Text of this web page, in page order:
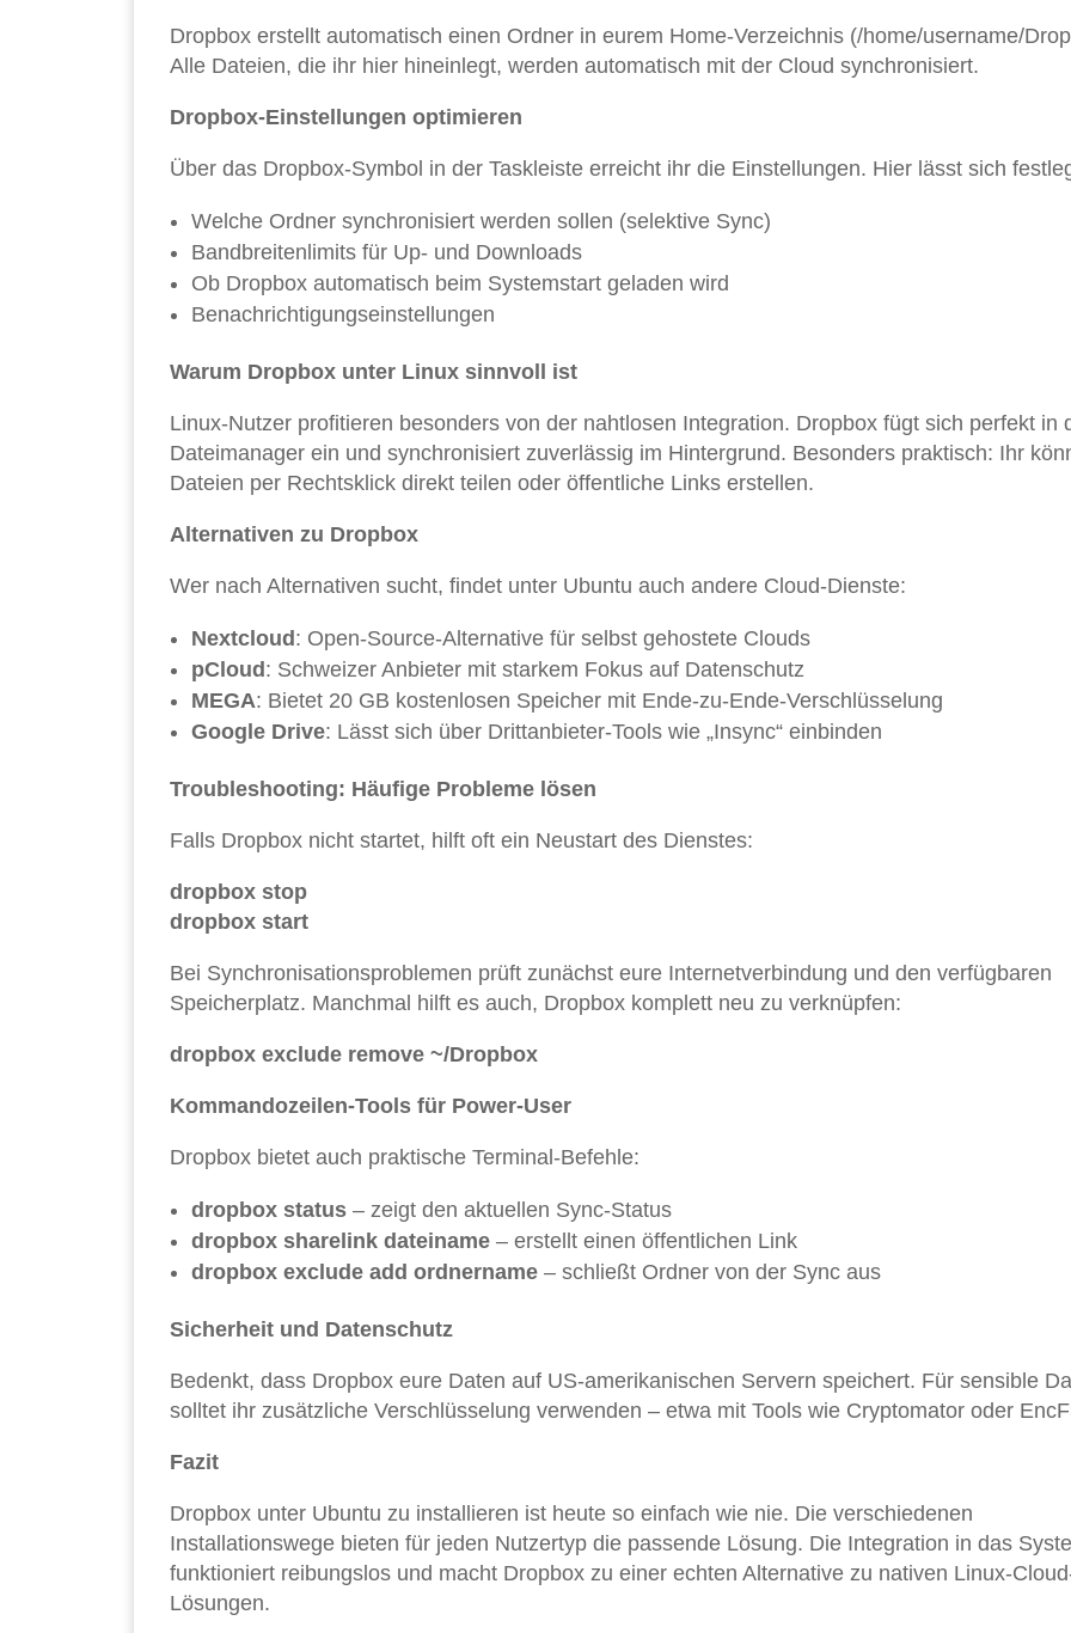
Dropbox erstellt automatisch einen Ordner in eurem Home-Verzeichnis (/home/username/
Alle Dateien, die ihr hier hineinlegt, werden automatisch mit der Cloud synchronisiert.
Dropbox-Einstellungen optimieren
Über das Dropbox-Symbol in der Taskleiste erreicht ihr die Einstellungen. Hier lässt sich
Welche Ordner synchronisiert werden sollen (selektive Sync)
Bandbreitenlimits für Up- und Downloads
Ob Dropbox automatisch beim Systemstart geladen wird
Benachrichtigungseinstellungen
Warum Dropbox unter Linux sinnvoll ist
Linux-Nutzer profitieren besonders von der nahtlosen Integration. Dropbox fügt sich perfekt in
Dateimanager ein und synchronisiert zuverlässig im Hintergrund. Besonders praktisch: Ihr
Dateien per Rechtsklick direkt teilen oder öffentliche Links erstellen.
Alternativen zu Dropbox
Wer nach Alternativen sucht, findet unter Ubuntu auch andere Cloud-Dienste:
Nextcloud : Open-Source-Alternative für selbst gehostete Clouds
pCloud : Schweizer Anbieter mit starkem Fokus auf Datenschutz
MEGA: Bietet 20 GB kostenlosen Speicher mit Ende-zu-Ende-Verschlüsselung
Google Drive: Lässt sich über Drittanbieter-Tools wie „Insync“ einbinden
Troubleshooting: Häufige Probleme lösen
Falls Dropbox nicht startet, hilft oft ein Neustart des Dienstes:
dropbox stop
dropbox start
Bei Synchronisationsproblemen prüft zunächst eure Internetverbindung und den verfügbaren
Speicherplatz. Manchmal hilft es auch, Dropbox komplett neu zu verknüpfen:
dropbox exclude remove ~/Dropbox
Kommandozeilen-Tools für Power-User
Dropbox bietet auch praktische Terminal-Befehle:
dropbox status – zeigt den aktuellen Sync-Status
dropbox sharelink dateiname – erstellt einen öffentlichen Link
dropbox exclude add ordnername – schließt Ordner von der Sync aus
Sicherheit und Datenschutz
Bedenkt, dass Dropbox eure Daten auf US-amerikanischen Servern speichert. Für sensible
solltet ihr zusätzliche Verschlüsselung verwenden – etwa mit Tools wie Cryptomator oder
Fazit
Dropbox unter Ubuntu zu installieren ist heute so einfach wie nie. Die verschiedenen
Installationswege bieten für jeden Nutzertyp die passende Lösung. Die Integration in das
funktioniert reibungslos und macht Dropbox zu einer echten Alternative zu nativen Linux-
Lösungen.